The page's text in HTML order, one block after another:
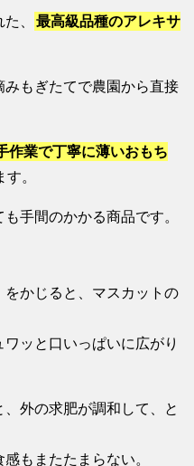
、
最高級品種のアレキサ
もぎたてで農園から直接
作業で丁寧に薄いおもち
。
手間のかかる商品です。
かじると、マスカットの
ッと口いっぱいに広がり
外の求肥が調和して、と
もまたたまらない。